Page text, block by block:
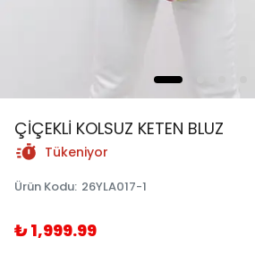
ÇİÇEKLİ KOLSUZ KETEN BLUZ
Tükeniyor
Ürün Kodu: 26YLA017-1
₺ 1,999.99